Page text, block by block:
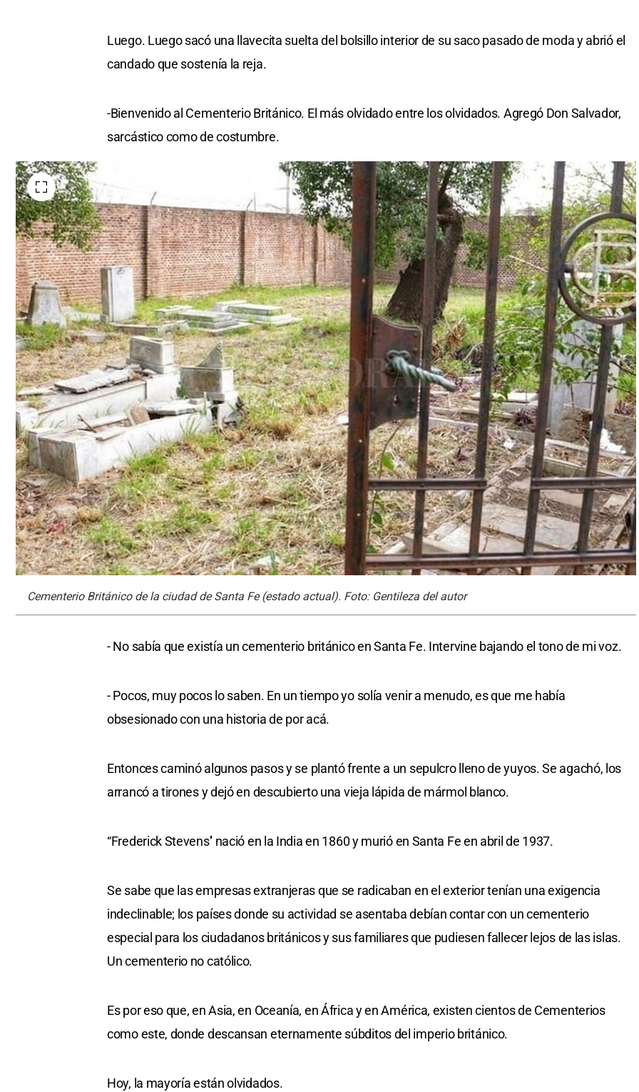
Luego. Luego sacó una llavecita suelta del bolsillo interior de su saco pasado de moda y abrió el
candado que sostenía la reja.
-Bienvenido al Cementerio Británico. El más olvidado entre los olvidados. Agregó Don Salvador,
sarcástico como de costumbre.
Cementerio Británico de la ciudad de Santa Fe (estado actual). Foto: Gentileza del autor
- No sabía que existía un cementerio británico en Santa Fe. Intervine bajando el tono de mi voz.
- Pocos, muy pocos lo saben. En un tiempo yo solía venir a menudo, es que me había
obsesionado con una historia de por acá.
Entonces caminó algunos pasos y se plantó frente a un sepulcro lleno de yuyos. Se agachó, los
arrancó a tirones y dejó en descubierto una vieja lápida de mármol blanco.
“Frederick Stevens'' nació en la India en 1860 y murió en Santa Fe en abril de 1937.
Se sabe que las empresas extranjeras que se radicaban en el exterior tenían una exigencia
indeclinable; los países donde su actividad se asentaba debían contar con un cementerio
especial para los ciudadanos británicos y sus familiares que pudiesen fallecer lejos de las islas.
Un cementerio no católico.
Es por eso que, en Asia, en Oceanía, en África y en América, existen cientos de Cementerios
como este, donde descansan eternamente súbditos del imperio británico.
Hoy, la mayoría están olvidados.